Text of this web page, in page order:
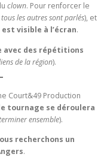
clown. Pour renforcer le
les autres sont parlés), et
visible à l’écran.
avec des répétitions
de la région).
Court&49 Production
tournage se déroulera
ensemble).
recherchons un
.